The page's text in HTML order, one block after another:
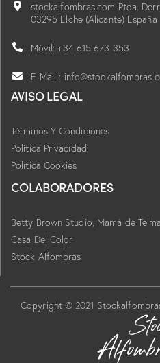
stockalfombras.com Ptda.
03295 Elche (Alicante) España
Móvil: +34 615 673 353
E-Mail :
AVISO LEGAL
Términos Y Condiciones
Política Privacidad
Política Cookies
COLABORADORES
Betty Brown Studio, Mamá de
Casa Del Color
Stock Alfombras
Copyright © 2021